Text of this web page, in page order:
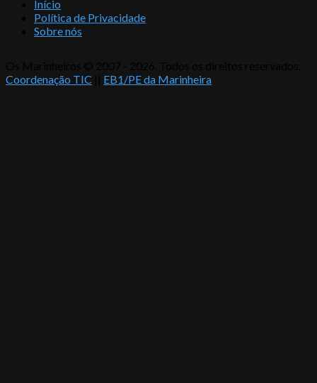
Início
Política de Privacidade
Sobre nós
Coordenação TIC
EB1/PE da Marinheira